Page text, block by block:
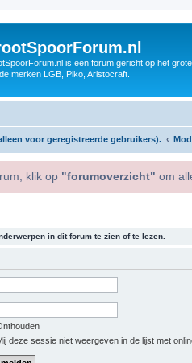
is een forum gericht op het
merken LGB, Piko, Aristocraft.
voor geregistreerde gebruikers).
klik op "forumoverzicht" om
in dit forum te zien of te lezen.
deze sessie niet weergeven in de lijst met